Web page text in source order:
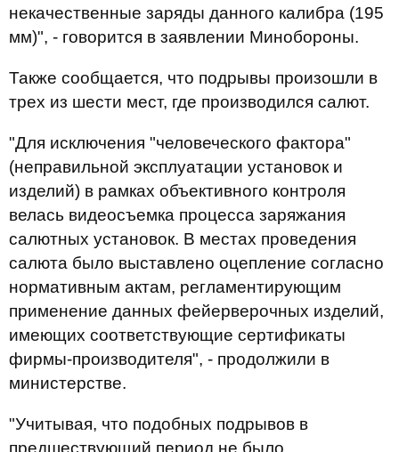
некачественные заряды данного калибра (195
мм)", - говорится в заявлении Минобороны.
Также сообщается, что подрывы произошли в
трех из шести мест, где производился салют.
"Для исключения "человеческого фактора"
(неправильной эксплуатации установок и
изделий) в рамках объективного контроля
велась видеосъемка процесса заряжания
салютных установок. В местах проведения
салюта было выставлено оцепление согласно
нормативным актам, регламентирующим
применение данных фейерверочных изделий,
имеющих соответствующие сертификаты
фирмы-производителя", - продолжили в
министерстве.
"Учитывая, что подобных подрывов в
предшествующий период не было